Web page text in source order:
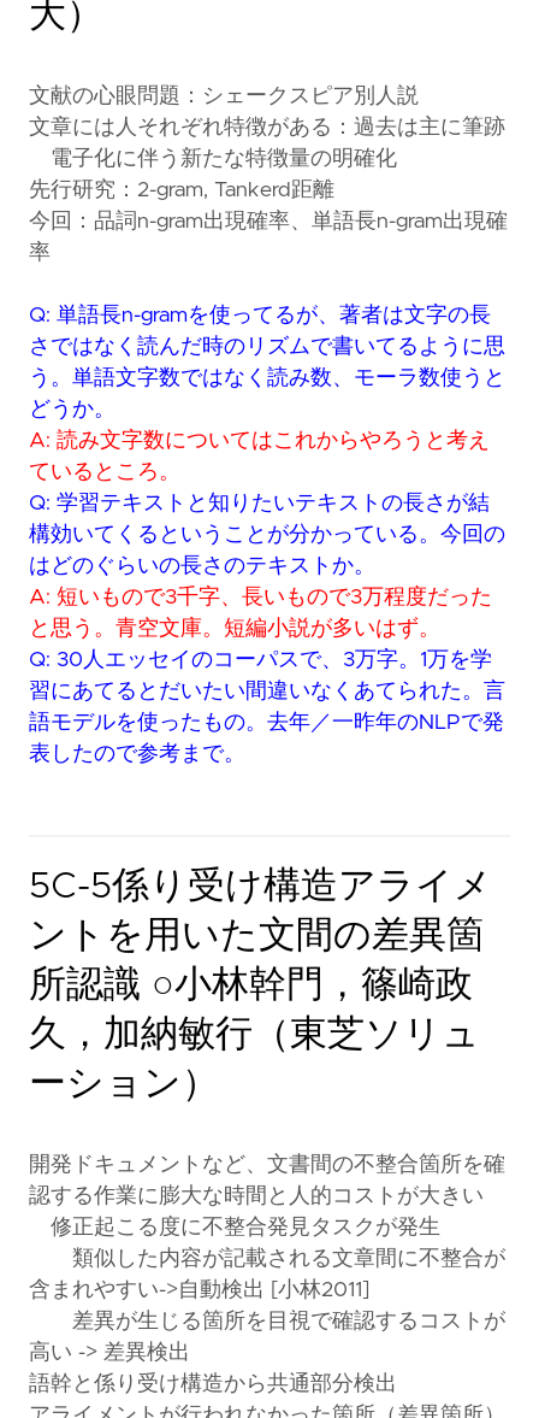
大）
文献の心眼問題：シェークスピア別人説
文章には人それぞれ特徴がある：過去は主に筆跡
電子化に伴う新たな特徴量の明確化
先行研究：2-gram, Tankerd距離
今回：品詞n-gram出現確率、単語長n-gram出現確
率
Q: 単語長n-gramを使ってるが、著者は文字の長
さではなく読んだ時のリズムで書いてるように思
う。単語文字数ではなく読み数、モーラ数使うと
どうか。
A: 読み文字数についてはこれからやろうと考え
ているところ。
Q: 学習テキストと知りたいテキストの長さが結
構効いてくるということが分かっている。今回の
はどのぐらいの長さのテキストか。
A: 短いもので3千字、長いもので3万程度だった
と思う。青空文庫。短編小説が多いはず。
Q: 30人エッセイのコーパスで、3万字。1万を学
習にあてるとだいたい間違いなくあてられた。言
語モデルを使ったもの。去年／一昨年のNLPで発
表したので参考まで。
5C-5係り受け構造アライメ
ントを用いた文間の差異箇
所認識 ○小林幹門，篠崎政
久，加納敏行（東芝ソリュ
ーション）
開発ドキュメントなど、文書間の不整合箇所を確
認する作業に膨大な時間と人的コストが大きい
修正起こる度に不整合発見タスクが発生
類似した内容が記載される文章間に不整合が
含まれやすい->自動検出 [小林2011]
差異が生じる箇所を目視で確認するコストが
高い -> 差異検出
語幹と係り受け構造から共通部分検出